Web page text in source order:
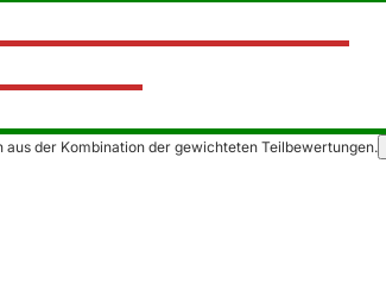
der Kombination der gewichteten Teilbewertungen.